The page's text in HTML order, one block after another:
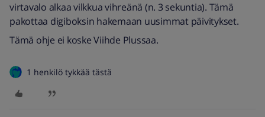
virtavalo alkaa vilkkua vihreänä (n. 3 sekuntia). Tämä
pakottaa digiboksin hakemaan uusimmat päivitykset.
Tämä ohje ei koske Viihde Plussaa.
1 henkilö tykkää tästä